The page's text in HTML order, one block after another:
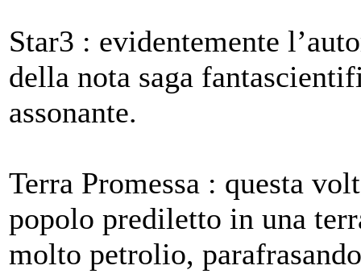
Star3 : evidentemente
della nota saga
assonante.
Terra Promessa : questa
popolo prediletto in una
molto petrolio,